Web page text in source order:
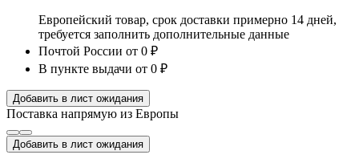
Европейский товар, срок доставки примерно 14 дней,
требуется заполнить дополнительные данные
Почтой России от 0 ₽
В пункте выдачи от 0 ₽
Добавить в лист ожидания
Поставка напрямую из Европы
Добавить в лист ожидания